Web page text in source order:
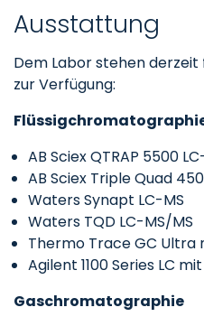
Ausstattung
Dem Labor stehen
zur Verfügung:
AB Sciex QTRAP 5500
AB Sciex Triple Quad
Waters Synapt LC-MS
Waters TQD LC-MS/MS
Thermo Trace GC Ultra
Agilent 1100 Series LC
Gaschromatographie